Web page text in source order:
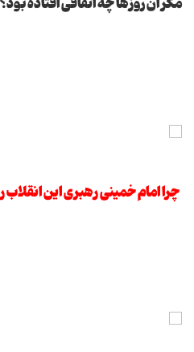
چرا امام خمینی رهبری این